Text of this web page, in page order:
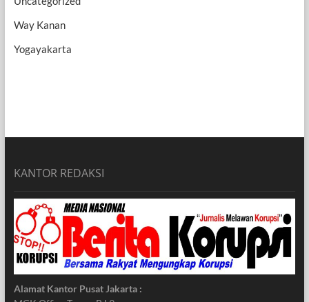
Way Kanan
Yogayakarta
KANTOR REDAKSI
Alamat Kantor Pusat Jakarta :